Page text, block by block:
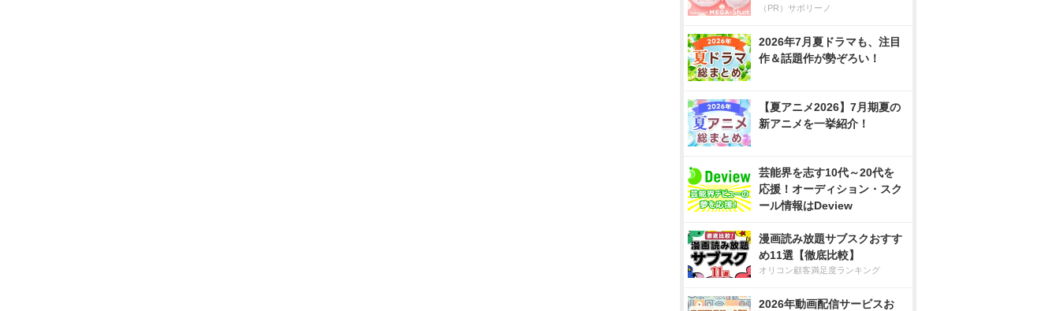
（PR）サボリーノ
2026年7月夏ドラマも、注目
作＆話題作が勢ぞろい！
【夏アニメ2026】7月期夏の
新アニメを一挙紹介！
芸能界を志す10代～20代を
応援！オーディション・スク
ール情報はDeview
漫画読み放題サブスクおすす
め11選【徹底比較】
オリコン顧客満足度ランキング
2026年動画配信サービスお